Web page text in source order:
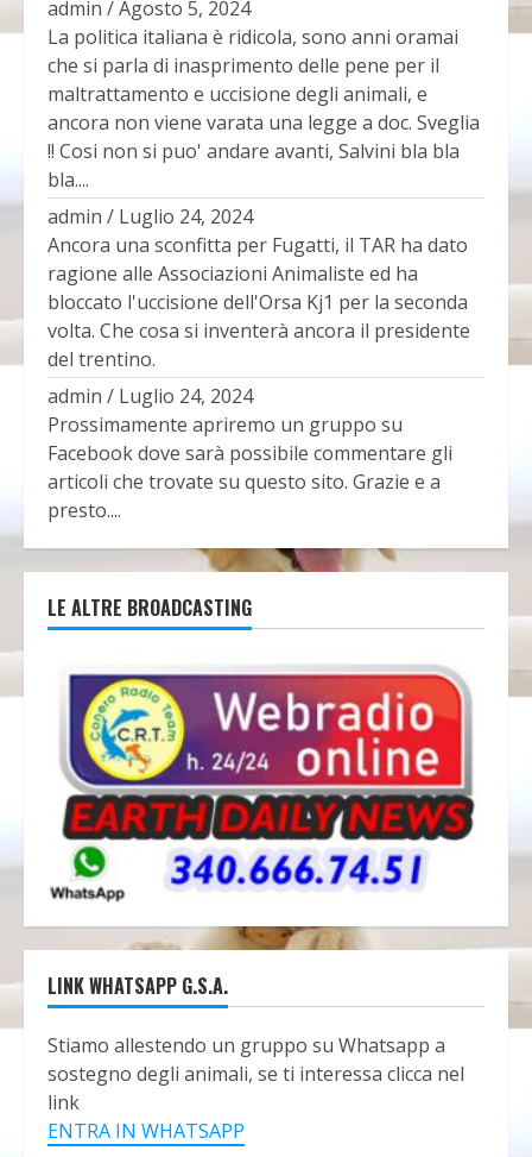
admin /Agosto 5, 2024
La politica italiana è ridicola, sono anni oramai
che si parla di inasprimento delle pene per il
maltrattamento e uccisione degli animali, e
ancora non viene varata una legge a doc. Sveglia
!! Cosi non si puo' andare avanti, Salvini bla bla
bla....
admin / Luglio 24, 2024
Ancora una sconfitta per Fugatti, il TAR ha dato
ragione alle Associazioni Animaliste ed ha
bloccato l'uccisione dell'Orsa Kj1 per la seconda
volta. Che cosa si inventerà ancora il presidente
del trentino.
admin / Luglio 24, 2024
Prossimamente apriremo un gruppo su
Facebook dove sarà possibile commentare gli
articoli che trovate su questo sito. Grazie e a
presto....
LE ALTRE BROADCASTING
LINK WHATSAPP G.S.A.
Stiamo allestendo un gruppo su Whatsapp a
sostegno degli animali, se ti interessa clicca nel
link
ENTRA IN WHATSAPP